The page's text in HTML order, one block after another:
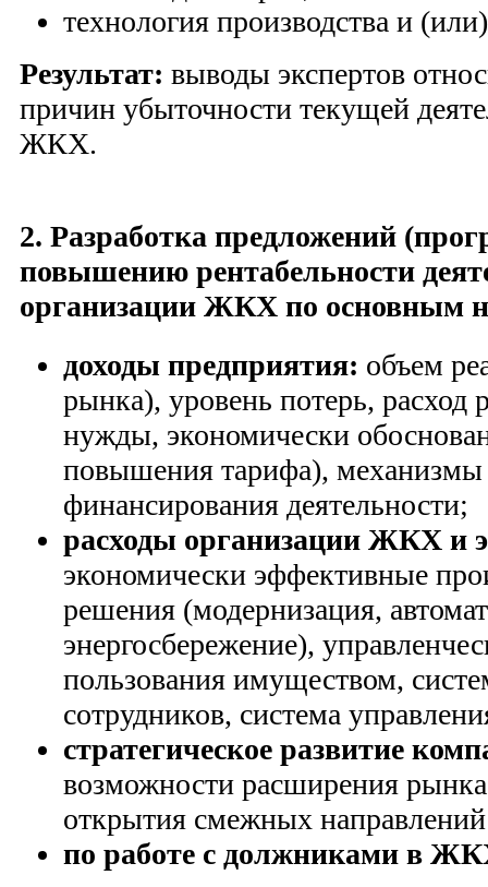
технология производства и
Результат: выводы экспертов
причин убыточности текущей
ЖКХ.
2. Разработка предложений
повышению рентабельности
организации ЖКХ по основным
доходы предприятия: объем
рынка), уровень потерь, расход
нужды, экономически
повышения тарифа), механизмы
финансирования деятельности;
расходы организации ЖКХ и
экономически эффективные
решения (модернизация,
энергосбережение),
пользования имуществом,
сотрудников, система
стратегическое развитие
возможности расширения рынка
открытия смежных направлений
по работе с должниками в